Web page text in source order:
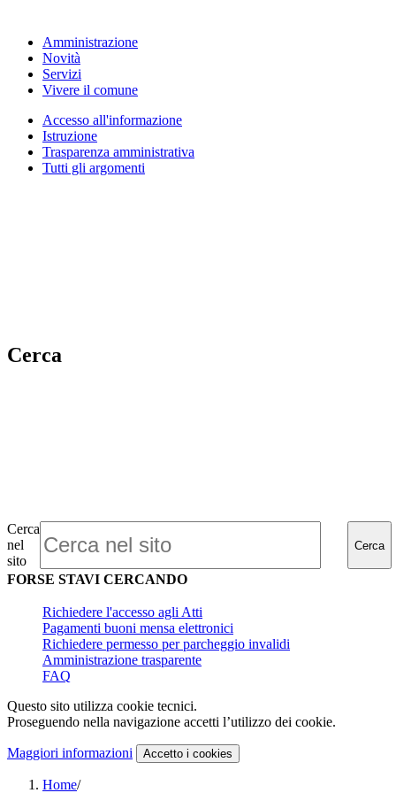
Amministrazione
Novità
Servizi
Vivere il comune
Accesso all'informazione
Istruzione
Trasparenza amministrativa
Tutti gli argomenti
Cerca
Cerca
nel
sito
Cerca
FORSE STAVI CERCANDO
Richiedere l'accesso agli Atti
Pagamenti buoni mensa elettronici
Richiedere permesso per parcheggio invalidi
Amministrazione trasparente
FAQ
Questo sito utilizza cookie tecnici.
Proseguendo nella navigazione accetti l’utilizzo dei cookie.
Maggiori informazioni Accetto i cookies
Home/